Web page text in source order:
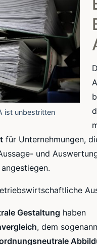
ist unbestritten
für Unternehmungen,
und
Gestaltung haben
, dem